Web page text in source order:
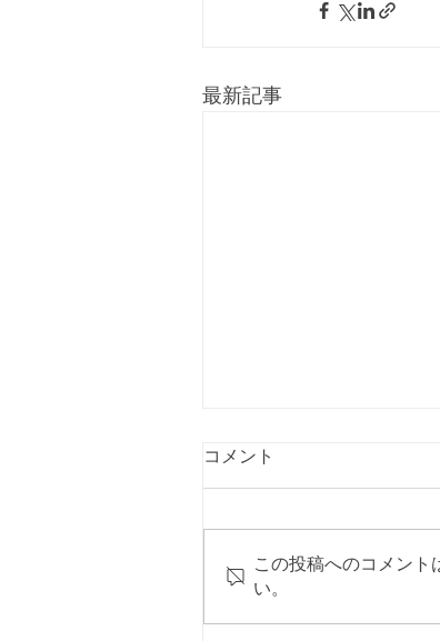
最新記事
本日からファイナルサ
コメント
この投稿へのコメント
い。